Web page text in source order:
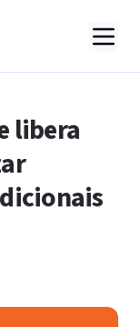
libera